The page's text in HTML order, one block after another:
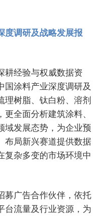
度调研及战略发展报
耕经验与权威数据资
涂料产业深度调研及
理树脂、钛白粉、溶剂
全面分析建筑涂料、
域发展态势，为企业预
布局新兴赛道提供数据
复杂多变的市场环境中
募广告合作伙伴，依托
台流量及行业资源，为